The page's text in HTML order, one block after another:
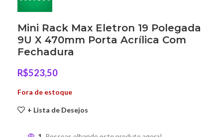
Mini Rack Max Eletron 19 Polegada
9U X 470mm Porta Acrílica Com
Fechadura
R$523,50
Fora de estoque
+ Lista de Desejos